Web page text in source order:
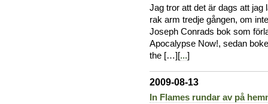
Jag tror att det är dags att jag
rak arm tredje gången, om
Joseph Conrads bok som
Apocalypse Now!, sedan
the […][...]
2009-08-13
In Flames rundar av på